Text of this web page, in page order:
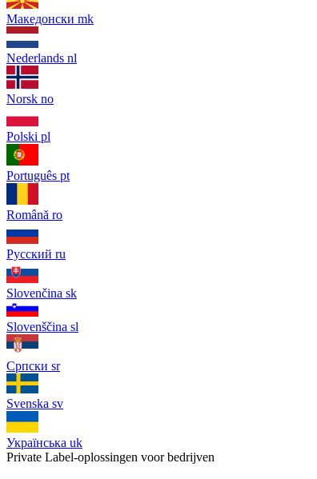
Македонски mk
Nederlands nl
Norsk no
Polski pl
Português pt
Română ro
Русский ru
Slovenčina sk
Slovenščina sl
Српски sr
Svenska sv
Українська uk
Private Label-oplossingen voor bedrijven